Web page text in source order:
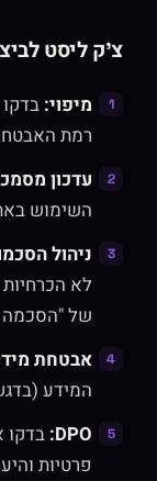
צ'ק ליסט
מיפוי:בדקו
רמת
עדכון
השימוש
ניהול
לא
של "הסכמה
אבטחת
המידע
DPO: בדקו
פרטיות